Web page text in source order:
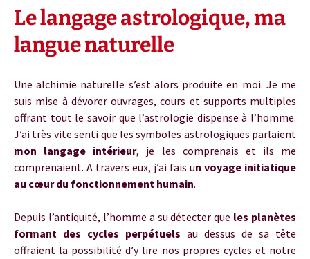
Le langage astrologique, ma
langue naturelle
Une alchimie naturelle s’est alors produite en moi. Je me
suis mise à dévorer ouvrages, cours et supports multiples
offrant tout le savoir que l’astrologie dispense à l’homme.
J’ai très vite senti que les symboles astrologiques parlaient
mon langage intérieur, je les comprenais et ils me
comprenaient. A travers eux, j’ai fais un voyage initiatique
au cœur du fonctionnement humain.
Depuis l’antiquité, l’homme a su détecter que les planètes
formant des cycles perpétuels au dessus de sa tête
offraient la possibilité d’y lire nos propres cycles et notre